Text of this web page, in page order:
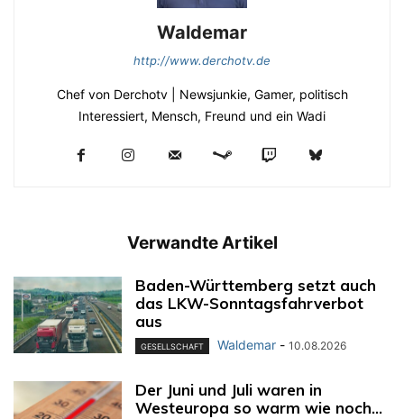
Waldemar
http://www.derchotv.de
Chef von Derchotv | Newsjunkie, Gamer, politisch
Interessiert, Mensch, Freund und ein Wadi
Verwandte Artikel
Baden-Württemberg setzt auch
das LKW-Sonntagsfahrverbot
aus
GESELLSCHAFT Waldemar - 10.08.2026
Der Juni und Juli waren in
Westeuropa so warm wie noch...